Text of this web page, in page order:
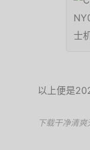
以上便是
下载干净清爽